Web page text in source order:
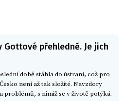
Gottové přehledně. Je jich
době stáhla do ústraní, což pro
není až tak složité. Navzdory
problémů, s nimiž se v životě potýká.